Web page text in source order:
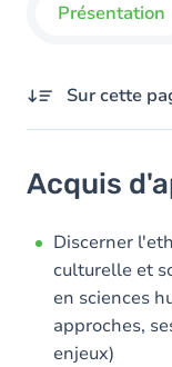
Présentation
Sur cette
Objectifs
Contenu
Table des
Exercices
Acquis
Discerner
culturelle et
en sciences
approches,
enjeux)